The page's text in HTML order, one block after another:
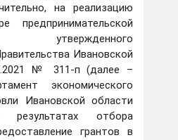
на реализацию
предпринимательской
утвержденного
Ивановской
№ 311-п (далее –
экономического
Ивановской области
отбора
грантов в